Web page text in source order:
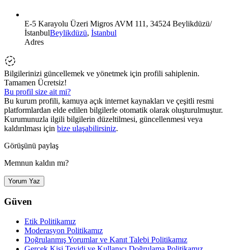
E-5 Karayolu Üzeri Migros AVM 111, 34524 Beylikdüzü/
İstanbulBeylikdüzü, İstanbul
Adres
Bilgilerinizi güncellemek ve yönetmek için profili sahiplenin.
Tamamen Ücretsiz!
Bu profil size ait mi?
Bu kurum profili, kamuya açık internet kaynakları ve çeşitli resmi
platformlardan elde edilen bilgilerle otomatik olarak oluşturulmuştur.
Kurumunuzla ilgili bilgilerin düzeltilmesi, güncellenmesi veya
kaldırılması için bize ulaşabilirsiniz.
Görüşünü paylaş
Memnun kaldın mı?
Yorum Yaz
Güven
Etik Politikamız
Moderasyon Politikamız
Doğrulanmış Yorumlar ve Kanıt Talebi Politikamız